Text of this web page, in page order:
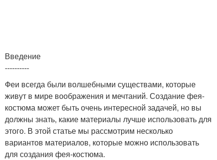
Введение
----------
Феи всегда были волшебными существами, которые
живут в мире воображения и мечтаний. Создание фея-
костюма может быть очень интересной задачей, но вы
должны знать, какие материалы лучше использовать для
этого. В этой статье мы рассмотрим несколько
вариантов материалов, которые можно использовать
для создания фея-костюма.